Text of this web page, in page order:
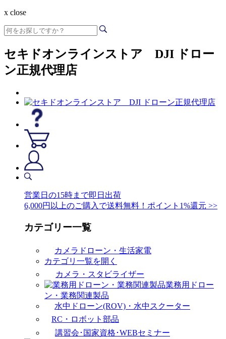
x close
セキドオンラインストア DJI ドロー
ン正規代理店
営業日の15時まで即日出荷
6,000円以上のご購入で送料無料！ポイント1%還元 >>
カテゴリー一覧
カメラドローン・生活家電
カテゴリ一覧を開く
カメラ・スタビライザー
業務用ドロー
ン・業務関連製品
水中ドローン(ROV)・水中スクーター
RC・ロボット部品
講習会･国家資格･WEBセミナー